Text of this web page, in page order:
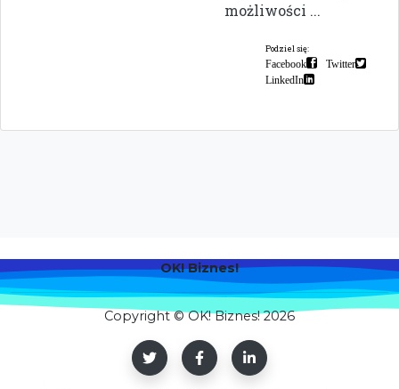
możliwości ...
Podziel się:
Facebook
Twitter
LinkedIn
OK! Biznes!
Copyright © OK! Biznes! 2026